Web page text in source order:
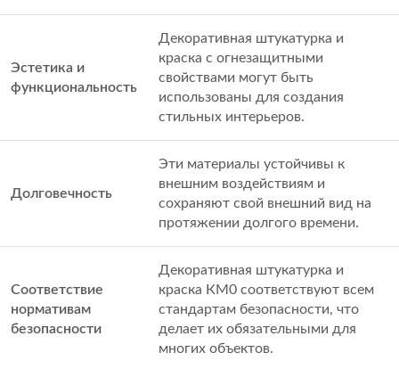
Эстетика и
функциональность
Декоративная штукатурка и
краска с огнезащитными
свойствами могут быть
использованы для создания
стильных интерьеров.
Долговечность
Эти материалы устойчивы к
внешним воздействиям и
сохраняют свой внешний вид на
протяжении долгого времени.
Соответствие
нормативам
безопасности
Декоративная штукатурка и
краска КМ0 соответствуют всем
стандартам безопасности, что
делает их обязательными для
многих объектов.